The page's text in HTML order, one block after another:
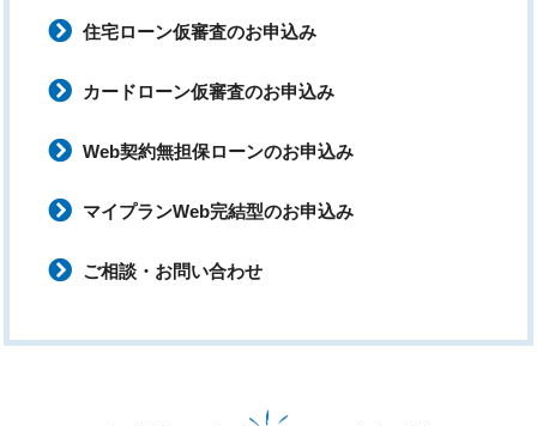
住宅ローン仮審査のお申込み
カードローン仮審査のお申込み
Web契約無担保ローンのお申込み
マイプランWeb完結型のお申込み
ご相談・お問い合わせ